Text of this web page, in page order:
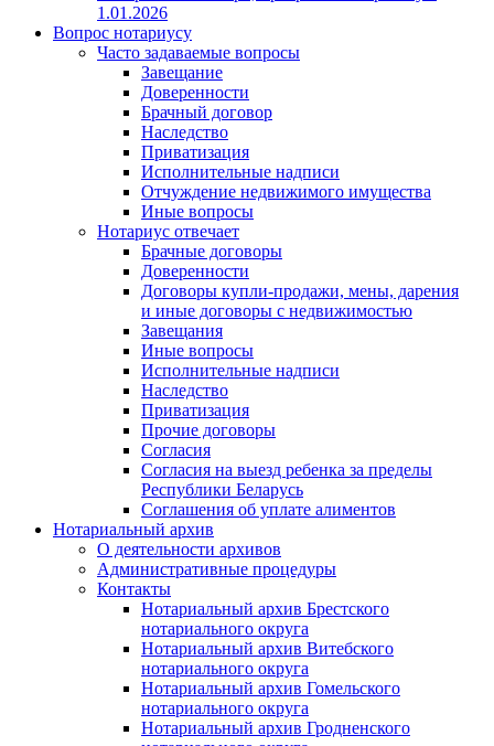
1.01.2026
Вопрос нотариусу
Часто задаваемые вопросы
Завещание
Доверенности
Брачный договор
Наследство
Приватизация
Исполнительные надписи
Отчуждение недвижимого имущества
Иные вопросы
Нотариус отвечает
Брачные договоры
Доверенности
Договоры купли-продажи, мены, дарения
и иные договоры с недвижимостью
Завещания
Иные вопросы
Исполнительные надписи
Наследство
Приватизация
Прочие договоры
Согласия
Согласия на выезд ребенка за пределы
Республики Беларусь
Соглашения об уплате алиментов
Нотариальный архив
О деятельности архивов
Административные процедуры
Контакты
Нотариальный архив Брестского
нотариального округа
Нотариальный архив Витебского
нотариального округа
Нотариальный архив Гомельского
нотариального округа
Нотариальный архив Гродненского